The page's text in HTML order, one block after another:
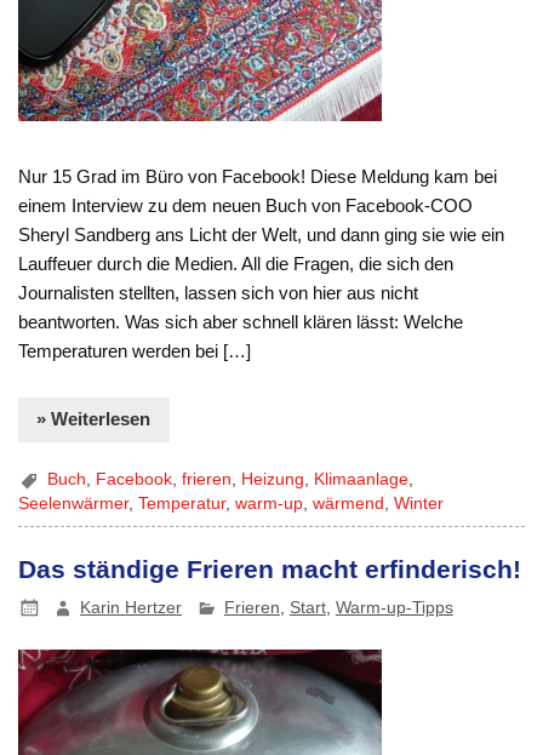
Nur 15 Grad im Büro von Facebook! Diese Meldung kam bei
einem Interview zu dem neuen Buch von Facebook-COO
Sheryl Sandberg ans Licht der Welt, und dann ging sie wie ein
Lauffeuer durch die Medien. All die Fragen, die sich den
Journalisten stellten, lassen sich von hier aus nicht
beantworten. Was sich aber schnell klären lässt: Welche
Temperaturen werden bei […]
» Weiterlesen
Buch Facebook ,frieren Heizung Klimaanlage
Seelenwärmer,Temperatur,warm-up,wärmend ,Winter
Das ständige Frieren macht erfinderisch!
Karin Hertzer Frieren Start, Warm-up-Tipps